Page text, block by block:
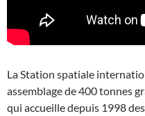
La Station spatiale
assemblage de 400 tonnes
qui accueille depuis 1998